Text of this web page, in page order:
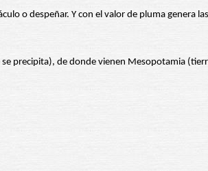
o despeñar. Y con el valor de pluma genera
se precipita), de donde vienen Mesopotamia